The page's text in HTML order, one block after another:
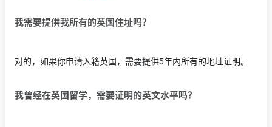
我需要提供我所有的英国住址吗？
对的，如果你申请入籍英国，需要提供5年内所有的地址证明。
我曾经在英国留学，需要证明的英文水平吗？